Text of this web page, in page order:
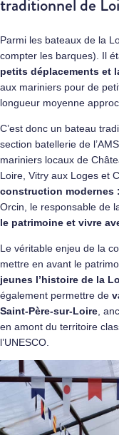
Parmi les bateaux de la
compter les barques). Il
petits déplacements et
aux mariniers pour de
longueur moyenne
C’est donc un bateau
section batellerie de
mariniers locaux de
Loire, Vitry aux Loges et
construction modernes :
Orcin, le responsable de
le patrimoine et vivre
Le véritable enjeu de la
mettre en avant le
jeunes l’histoire de la
également permettre de
Saint-Père-sur-Loire ,
en amont du territoire
l’UNESCO.